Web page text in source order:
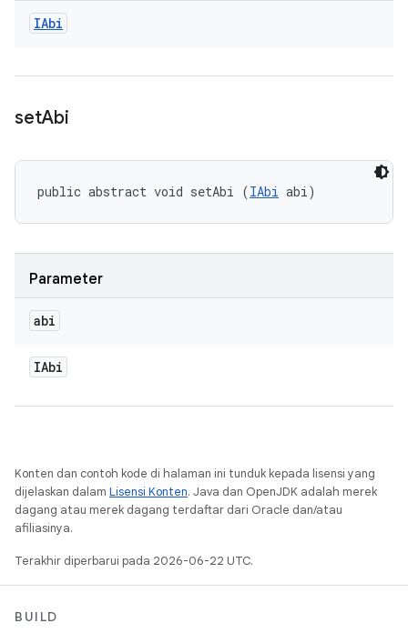
IAbi
setAbi
public abstract void setAbi (IAbi abi)
Parameter
abi
IAbi
Konten dan contoh kode di halaman ini tunduk kepada lisensi yang
dijelaskan dalam Lisensi Konten. Java dan OpenJDK adalah merek
dagang atau merek dagang terdaftar dari Oracle dan/atau
afiliasinya.
Terakhir diperbarui pada 2026-06-22 UTC.
BUILD